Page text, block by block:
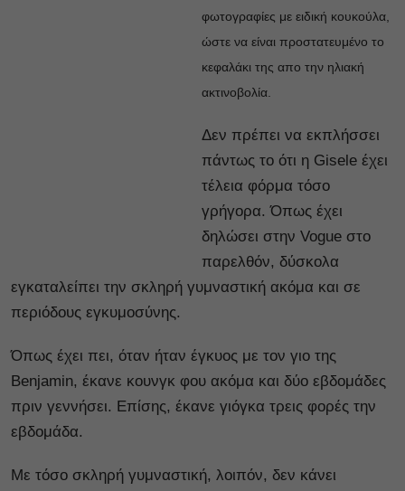
φωτογραφίες με ειδική κουκούλα,
ώστε να είναι προστατευμένο το
κεφαλάκι της απο την ηλιακή
ακτινοβολία.
Δεν πρέπει να εκπλήσσει
πάντως το ότι η Gisele έχει
τέλεια φόρμα τόσο
γρήγορα. Όπως έχει
δηλώσει στην Vogue στο
παρελθόν, δύσκολα
εγκαταλείπει την σκληρή γυμναστική ακόμα και σε
περιόδους εγκυμοσύνης.
Όπως έχει πει, όταν ήταν έγκυος με τον γιο της
Benjamin, έκανε κουνγκ φου ακόμα και δύο εβδομάδες
πριν γεννήσει. Επίσης, έκανε γιόγκα τρεις φορές την
εβδομάδα.
Με τόσο σκληρή γυμναστική, λοιπόν, δεν κάνει